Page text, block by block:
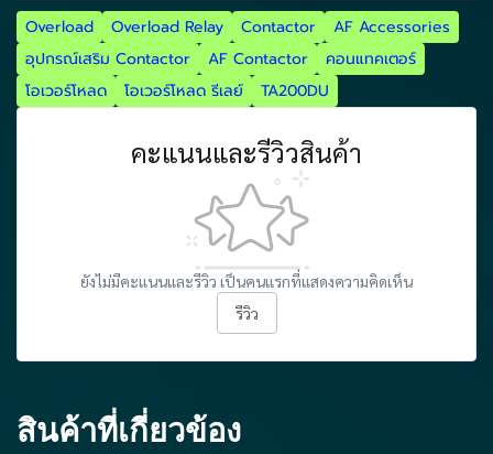
Overload Overload Relay Contactor
AF Accessories
อุปกรณ์เสริม Contactor
AF Contactor
คอนแทคเตอร์
โอเวอร์โหลด
โอเวอร์โหลด รีเลย์ TA200DU
คะแนนและรีวิวสินค้า
ยังไม่มีคะแนนและรีวิว เป็นคนแรกที่แสดงความคิดเห็น
รีวิว
สินค้าที่เกี่ยวข้อง